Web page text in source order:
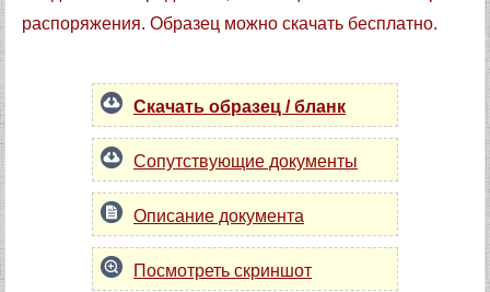
распоряжения. Образец можно скачать бесплатно.
Скачать образец / бланк
Сопутствующие документы
Описание документа
Посмотреть скриншот